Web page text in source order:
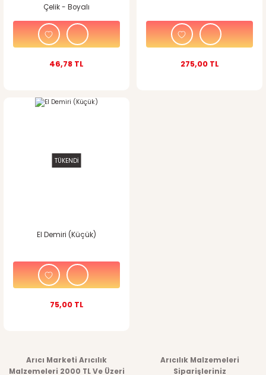
Çelik - Boyalı
46,78 TL 275,00 TL
TÜKENDİ
El Demiri (Küçük)
75,00 TL
Arıcı Marketi Arıcılık
Malzemeleri 2000 TL Ve Üzeri
Arıcılık Malzemeleri
Siparişleriniz